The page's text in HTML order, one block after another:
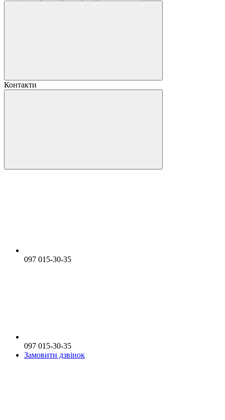
Контакти
097 015-30-35
097 015-30-35
Замовити дзвінок